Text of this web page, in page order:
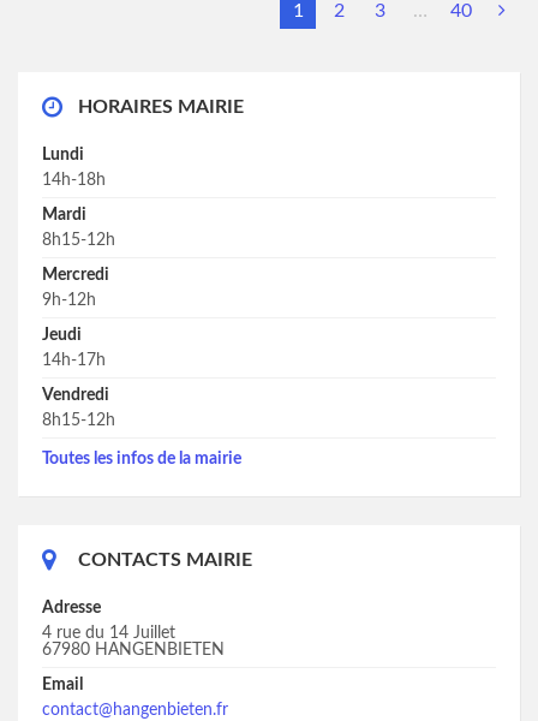
1 2 3 … 40
HORAIRES MAIRIE
Lundi
14h-18h
Mardi
8h15-12h
Mercredi
9h-12h
Jeudi
14h-17h
Vendredi
8h15-12h
Toutes les infos de la mairie
CONTACTS MAIRIE
Adresse
4 rue du 14 Juillet
67980 HANGENBIETEN
Email
contact@hangenbieten.fr